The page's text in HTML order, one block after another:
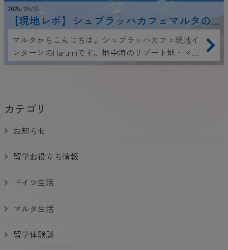
2025/09/26
【現地レポ】シュプラッハカフェマルタの
授業内容・先生・教科書を徹底紹介！
マルタからこんにちは。シュプラッハカフェ現地イ
ンターンのHarumiです。地中海のリゾート地・マル
タは、青い海と温暖な気候を楽しみながらしっかり
いの？」と気になる方も多いのではないでしょう
か？実際に授業を受けている私が現地からリアルに
レポートします！マルタ留学を検討している方は必
カテゴリ
お知らせ
留学お役立ち情報
ドイツ生活
マルタ生活
留学体験談